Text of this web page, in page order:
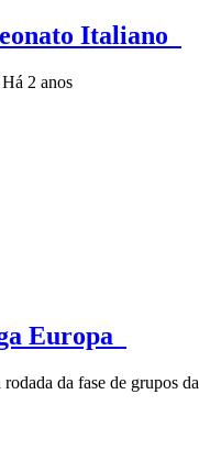
Italiano
Há 2 anos
Europa
da fase de grupos